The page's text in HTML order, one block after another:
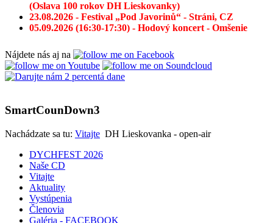
(Oslava 100 rokov DH Lieskovanky)
23.08.2026 - Festival „Pod Javorinů“ - Stráni, CZ
05.09.2026 (16:30-17:30) - Hodový koncert - Omšenie
Nájdete nás aj na
SmartCounDown3
Nachádzate sa tu: Vitajte DH Lieskovanka - open-air
DYCHFEST 2026
Naše CD
Vitajte
Aktuality
Vystúpenia
Členovia
Galéria - FACEBOOK